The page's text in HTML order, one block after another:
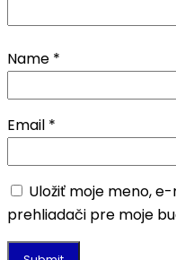
Name *
Email *
Uložiť moje meno,
prehliadači pre moje